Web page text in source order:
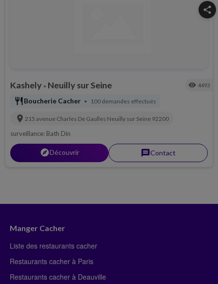
share
Kashely • Neuilly sur Seine visibility 4493
restaurant Boucherie Cacher • 100 demandes effectués
location_on 215 avenue Charles De Gaulles Neuilly sur Seine 92200
surveillance: Bath Din
explorerDécouvrir messageContact
Manger Cacher
Liste des restaurants cacher
Restaurants cacher à Paris
Restaurants cacher à Deauville